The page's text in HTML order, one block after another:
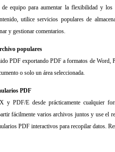
de equipo para aumentar la flexibilidad y
utilice servicios populares de
y gestionar comentarios.
populares
PDF exportando PDF a formatos de
o solo un área seleccionada.
PDF
y PDF/E desde prácticamente cualquier
fácilmente varios archivos juntos y use el
PDF interactivos para recopilar datos.